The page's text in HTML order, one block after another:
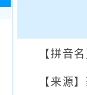
【拼音
【来源